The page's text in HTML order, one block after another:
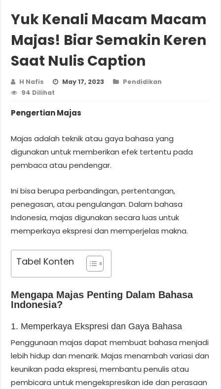
Yuk Kenali Macam Macam
Majas! Biar Semakin Keren
Saat Nulis Caption
H Nafis May 17, 2023
Pendidikan
94 Dilihat
Pengertian Majas
Majas adalah teknik atau gaya bahasa yang
digunakan untuk memberikan efek tertentu pada
pembaca atau pendengar.
Ini bisa berupa perbandingan, pertentangan,
penegasan, atau pengulangan. Dalam bahasa
Indonesia, majas digunakan secara luas untuk
memperkaya ekspresi dan memperjelas makna.
Tabel Konten
Mengapa Majas Penting Dalam Bahasa
Indonesia?
1. Memperkaya Ekspresi dan Gaya Bahasa
Penggunaan majas dapat membuat bahasa menjadi
lebih hidup dan menarik. Majas menambah variasi dan
keunikan pada ekspresi, membantu penulis atau
pembicara untuk mengekspresikan ide dan perasaan